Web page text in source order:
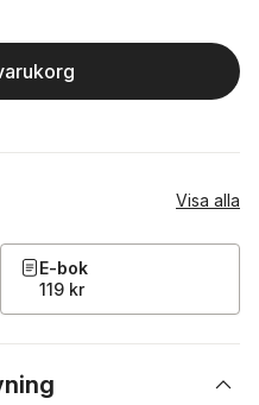
Visa alla
E-bok
119 kr